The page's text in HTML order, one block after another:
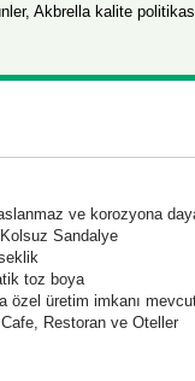
Akbrella kalite
ve korozyona
Sandalye
toz boya
özel üretim imkanı
Restoran ve Oteller